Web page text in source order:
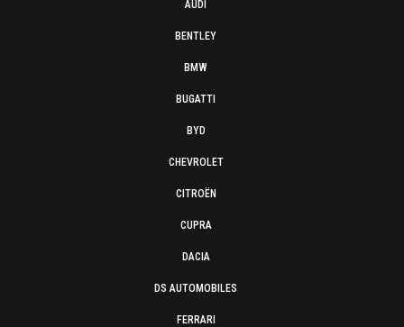
AUDI
BENTLEY
BMW
BUGATTI
BYD
CHEVROLET
CITROËN
CUPRA
DACIA
DS AUTOMOBILES
FERRARI